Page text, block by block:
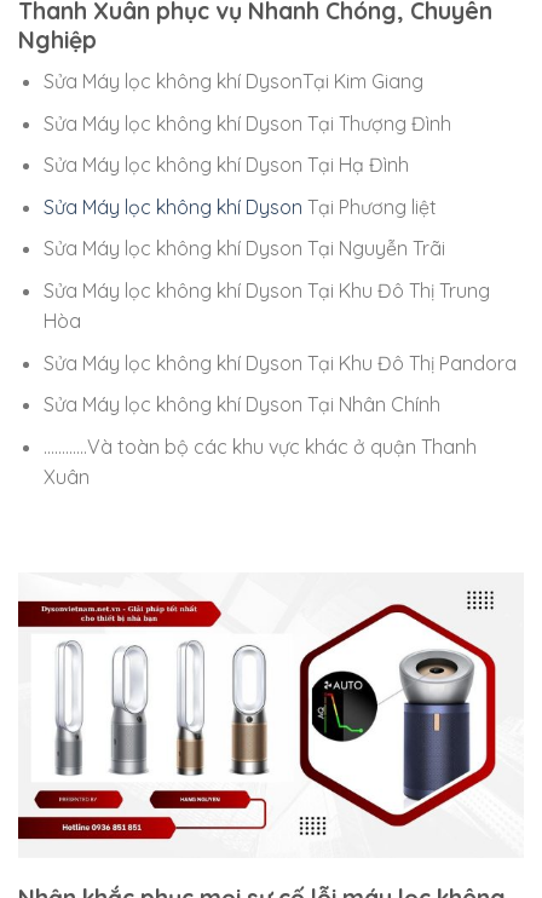
Thanh Xuân phục vụ Nhanh Chóng, Chuyên
Nghiệp
Sửa Máy lọc không khí DysonTại Kim Giang
Sửa Máy lọc không khí Dyson Tại Thượng Đình
Sửa Máy lọc không khí Dyson Tại Hạ Đình
Sửa Máy lọc không khí Dyson Tại Phương liệt
Sửa Máy lọc không khí Dyson Tại Nguyễn Trãi
Sửa Máy lọc không khí Dyson Tại Khu Đô Thị Trung
Hòa
Sửa Máy lọc không khí Dyson Tại Khu Đô Thị Pandora
Sửa Máy lọc không khí Dyson Tại Nhân Chính
…………Và toàn bộ các khu vực khác ở quận Thanh
Xuân